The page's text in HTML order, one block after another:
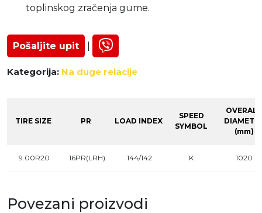
toplinskog zračenja gume.
Pošaljite upit
Kategorija: Na duge relacije
TIRE SIZE PR LOAD INDEX
SPEED
SYMBOL
OVERALL
(mm)
9.00R20 16PR(LRH) 144/142 K 1020
Povezani proizvodi